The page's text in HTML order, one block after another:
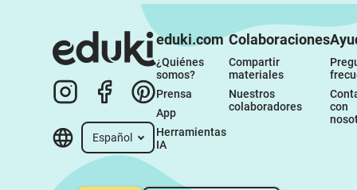
Español
eduki.com
¿Quiénes
somos?
Prensa
App
Herramientas
IA
Colaboraciones
Compartir
materiales
Nuestros
colaboradores
con